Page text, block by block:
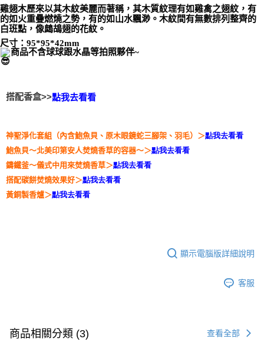
賣家宅配幫您送（台灣）
每筆NT$80，滿NT$3,000(含以上)免運費
郵局幫你送（離島）
每筆NT$80，滿NT$3,000(含以上)免運費
免運費
雞翅木歷來以其木紋美麗而著稱，其木質紋理有如雞禽之翅紋，有
的如火重疊燃燒之勢，有的如山水飄渺。木紋間有無數排列整齊的
白班點，像鷓鴣翅的花紋。
尺寸：95*95*42mm
商品不含球球跟水晶等拍照夥伴~
搭配香盒>>點我去看看
神聖淨化套組（內含鮑魚貝、原木眼鏡蛇三腳架、羽毛）＞點我去看看
鮑魚貝～北美印第安人焚燒香草的容器～＞點我去看看
鑄鐵釜～儀式中用來焚燒香草＞點我去看看
搭配碳餅焚燒效果好＞點我去看看
黃銅製香爐＞點我去看看
顯示電腦版詳細說明
客服
商品相關分類 (3) 查看全部